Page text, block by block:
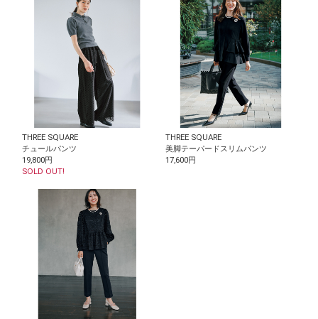
THREE SQUARE
チュールパンツ
19,800円
SOLD OUT!
THREE SQUARE
美脚テーパードスリムパンツ
17,600円